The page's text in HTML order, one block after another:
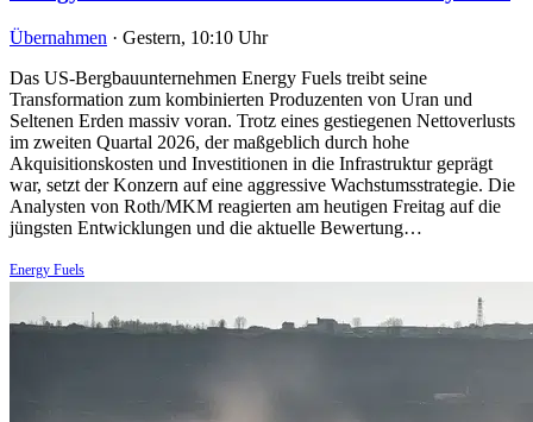
Übernahmen · Gestern, 10:10 Uhr
Das US-Bergbauunternehmen Energy Fuels treibt seine
Transformation zum kombinierten Produzenten von Uran und
Seltenen Erden massiv voran. Trotz eines gestiegenen Nettoverlusts
im zweiten Quartal 2026, der maßgeblich durch hohe
Akquisitionskosten und Investitionen in die Infrastruktur geprägt
war, setzt der Konzern auf eine aggressive Wachstumsstrategie. Die
Analysten von Roth/MKM reagierten am heutigen Freitag auf die
jüngsten Entwicklungen und die aktuelle Bewertung…
Energy Fuels